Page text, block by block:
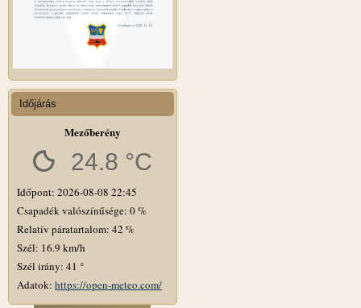
Időjárás
Mezőberény
24.8 °C
Időpont: 2026-08-08 22:45
Csapadék valószínűsége: 0 %
Relatív páratartalom: 42 %
Szél: 16.9 km/h
Szél irány: 41 °
Adatok: https://open-meteo.com/